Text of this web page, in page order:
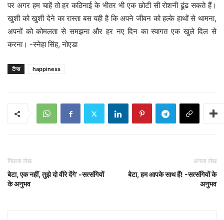
पर अगर हम चाहें तो हर कठिनाई के भीतर भी एक छोटी सी रोशनी ढूंढ सकते हैं।
खुशी को खुशी देने का रास्ता बस यही है कि अपने जीवन को हल्के हाथों से थामना,
अपनों को कोमलता से समझना और हर नए दिन का स्वागत एक खुले दिल से
करना। -स्नेहा सिंह, नोएडा
टैग्स happiness
पिछला लेख
बेटा, एक नहीं, तुझे दो वीरे देंगे’ -सत्संगियों
के अनुभव
अगला लेख
बेटा, हम आपके साथ हैं! -सत्संगियों के
अनुभव